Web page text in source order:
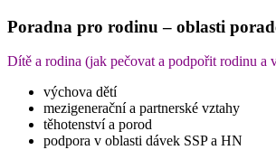
Poradna pro rodinu – oblasti
Dítě a rodina (jak pečovat a podpořit rodinu a
výchova dětí
mezigenerační a partnerské vztahy
těhotenství a porod
podpora v oblasti dávek SSP a HN